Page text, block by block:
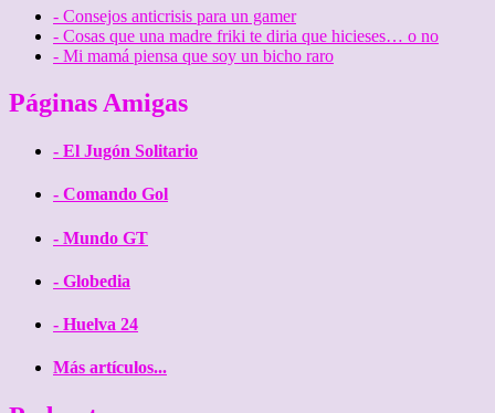
- Consejos anticrisis para un gamer
- Cosas que una madre friki te diria que hicieses… o no
- Mi mamá piensa que soy un bicho raro
Páginas Amigas
- El Jugón Solitario
- Comando Gol
- Mundo GT
- Globedia
- Huelva 24
Más artículos...